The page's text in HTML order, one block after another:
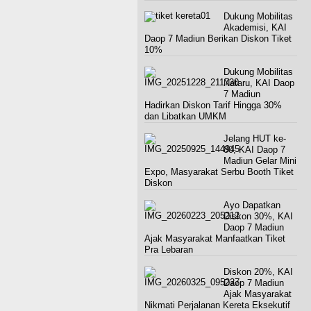
Dukung Mobilitas
Akademisi, KAI
Daop 7 Madiun Berikan Diskon Tiket
10%
Dukung Mobilitas
Nataru, KAI Daop
7 Madiun
Hadirkan Diskon Tarif Hingga 30%
dan Libatkan UMKM
Jelang HUT ke-
80, KAI Daop 7
Madiun Gelar Mini
Expo, Masyarakat Serbu Booth Tiket
Diskon
Ayo Dapatkan
Diskon 30%, KAI
Daop 7 Madiun
Ajak Masyarakat Manfaatkan Tiket
Pra Lebaran
Diskon 20%, KAI
Daop 7 Madiun
Ajak Masyarakat
Nikmati Perjalanan Kereta Eksekutif